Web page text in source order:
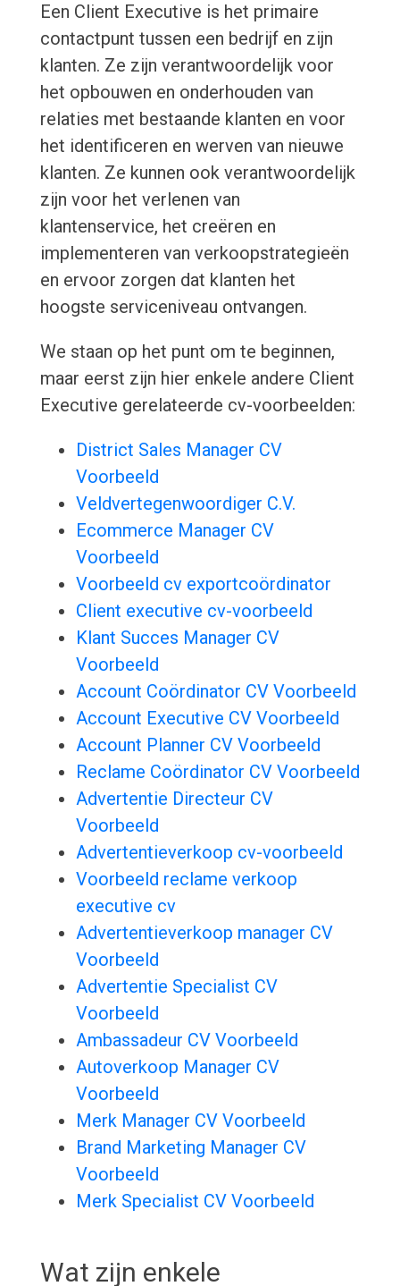
Een Client Executive is het primaire
contactpunt tussen een bedrijf en zijn
klanten. Ze zijn verantwoordelijk voor
het opbouwen en onderhouden van
relaties met bestaande klanten en voor
het identificeren en werven van nieuwe
klanten. Ze kunnen ook verantwoordelijk
zijn voor het verlenen van
klantenservice, het creëren en
implementeren van verkoopstrategieën
en ervoor zorgen dat klanten het
hoogste serviceniveau ontvangen.
We staan op het punt om te beginnen,
maar eerst zijn hier enkele andere Client
Executive gerelateerde cv-voorbeelden:
District Sales Manager CV
Voorbeeld
Veldvertegenwoordiger C.V.
Ecommerce Manager CV
Voorbeeld
Voorbeeld cv exportcoördinator
Client executive cv-voorbeeld
Klant Succes Manager CV
Voorbeeld
Account Coördinator CV Voorbeeld
Account Executive CV Voorbeeld
Account Planner CV Voorbeeld
Reclame Coördinator CV Voorbeeld
Advertentie Directeur CV
Voorbeeld
Advertentieverkoop cv-voorbeeld
Voorbeeld reclame verkoop
executive cv
Advertentieverkoop manager CV
Voorbeeld
Advertentie Specialist CV
Voorbeeld
Ambassadeur CV Voorbeeld
Autoverkoop Manager CV
Voorbeeld
Merk Manager CV Voorbeeld
Brand Marketing Manager CV
Voorbeeld
Merk Specialist CV Voorbeeld
Wat zijn enkele